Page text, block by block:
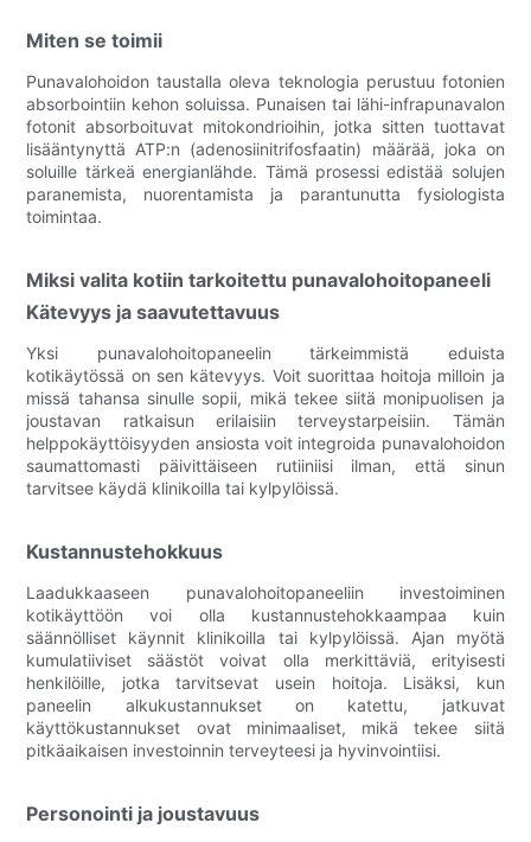
Miten se toimii
Punavalohoidon taustalla oleva teknologia perustuu fotonien
absorbointiin kehon soluissa. Punaisen tai lähi-infrapunavalon
fotonit absorboituvat mitokondrioihin, jotka sitten tuottavat
lisääntynyttä ATP:n (adenosiinitrifosfaatin) määrää, joka on
soluille tärkeä energianlähde. Tämä prosessi edistää solujen
paranemista, nuorentamista ja parantunutta fysiologista
toimintaa.
Miksi valita kotiin tarkoitettu punavalohoitopaneeli
Kätevyys ja saavutettavuus
Yksi punavalohoitopaneelin tärkeimmistä eduista
kotikäytössä on sen kätevyys. Voit suorittaa hoitoja milloin ja
missä tahansa sinulle sopii, mikä tekee siitä monipuolisen ja
joustavan ratkaisun erilaisiin terveystarpeisiin. Tämän
helppokäyttöisyyden ansiosta voit integroida punavalohoidon
saumattomasti päivittäiseen rutiiniisi ilman, että sinun
tarvitsee käydä klinikoilla tai kylpylöissä.
Kustannustehokkuus
Laadukkaaseen punavalohoitopaneeliin investoiminen
kotikäyttöön voi olla kustannustehokkaampaa kuin
säännölliset käynnit klinikoilla tai kylpylöissä. Ajan myötä
kumulatiiviset säästöt voivat olla merkittäviä, erityisesti
henkilöille, jotka tarvitsevat usein hoitoja. Lisäksi, kun
paneelin alkukustannukset on katettu, jatkuvat
käyttökustannukset ovat minimaaliset, mikä tekee siitä
pitkäaikaisen investoinnin terveyteesi ja hyvinvointiisi.
Personointi ja joustavuus